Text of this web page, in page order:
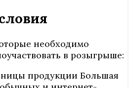
необходимо
в розыгрыше:
продукции Большая